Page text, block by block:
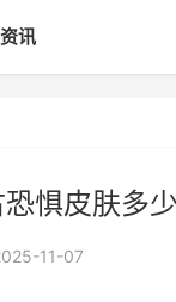
讯
惧皮肤多
11-07